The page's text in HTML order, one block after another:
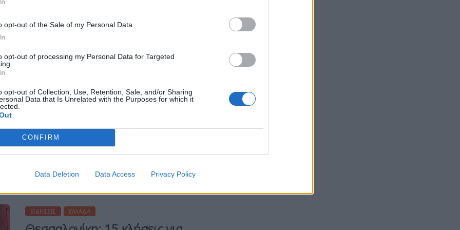
opt-out of the Sale of my Personal Data.
opt-out of processing my Personal Data for Targeted
opt-out of Collection, Use, Retention, Sale, and/or Sharing
Data that Is Unrelated with the Purposes for which it
CONFIRM
Data Deletion Data Access Privacy Policy
Ίσχυροι άνεμοι πνέουν στη Δυτική Κρήτη
δημιουργήσει από νωρίς το πρωί
από πτώσεις δέντρων, κοπές κλαδιών,
παρασύρσεις κάδων και άλλα
τοπικής αυτοδιοίκησης, συστήνουν στους
πολίτες, πεζούς και οδηγούς κάθε τύπου
οχημάτων, να […]
ΠΕΡΙΣΣΌΤΕΡΑ ...
ΕΙΔΉΣΕΙΣ ΕΛΛΆΔΑ